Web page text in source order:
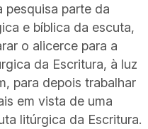
pesquisa parte da
e bíblica da escuta,
o alicerce para a
da Escritura, à luz
para depois trabalhar
em vista de uma
litúrgica da Escritura.